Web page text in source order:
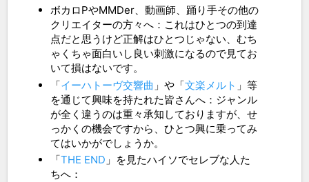
ボカロPやMMDer、動画師、踊り手その他の
クリエイターの方々へ：これはひとつの到達
点だと思うけど正解はひとつじゃない、むち
ゃくちゃ面白いし良い刺激になるので見てお
いて損はないです。
「イーハトーヴ交響曲 」や「文楽メルト 」等
を通じて興味を持たれた皆さんへ：ジャンル
が全く違うのは重々承知しておりますが、せ
っかくの機会ですから、ひとつ興に乗ってみ
てはいかがでしょうか。
「THE END 」を見たハイソでセレブな人た
ちへ：